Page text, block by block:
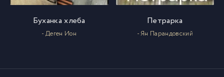
Golovnin_082
83 Golovnin_083
Буханка хлеба
- Деген Ион
Петрарка
- Ян Парандовский